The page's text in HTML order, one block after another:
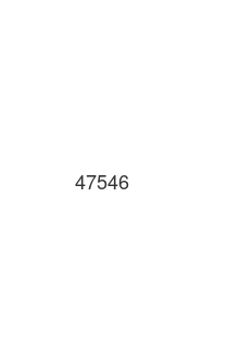
47546